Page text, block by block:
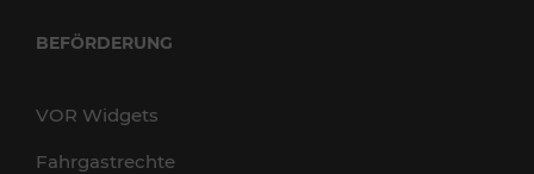
BEFÖRDERUNG
VOR Widgets
Fahrgastrechte